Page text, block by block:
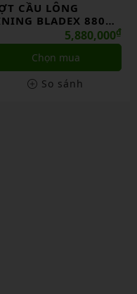
CẦU LÔNG
NANO NEO
CHÍNH HÃNG
1,499,000₫
Liên hệ
So sánh